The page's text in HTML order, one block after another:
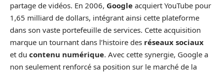
partage de vidéos. En 2006, Google acquiert YouTube pour
1,65 milliard de dollars, intégrant ainsi cette plateforme
dans son vaste portefeuille de services. Cette acquisition
marque un tournant dans l’histoire des réseaux sociaux
et du contenu numérique. Avec cette synergie, Google a
non seulement renforcé sa position sur le marché de la